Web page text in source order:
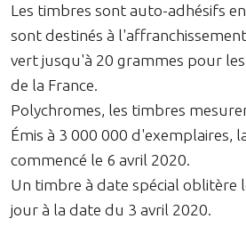
Les timbres sont auto-adhésifs
sont destinés à
vert jusqu'à 20 grammes pour
de la France.
Polychromes, les timbres
Émis à 3 000 000 d'exemplaires,
commencé le 6 avril 2020.
Un timbre à date spécial oblitère
jour à la date du 3 avril 2020.